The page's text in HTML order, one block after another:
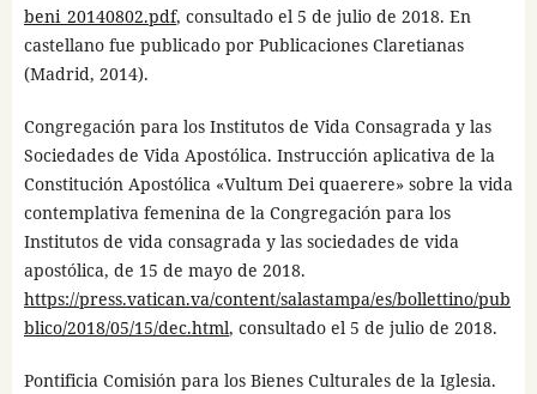
beni_20140802.pdf, consultado el 5 de julio de 2018. En
castellano fue publicado por Publicaciones Claretianas
(Madrid, 2014).
Congregación para los Institutos de Vida Consagrada y las
Sociedades de Vida Apostólica. Instrucción aplicativa de la
Constitución Apostólica «Vultum Dei quaerere» sobre la vida
contemplativa femenina de la Congregación para los
Institutos de vida consagrada y las sociedades de vida
apostólica, de 15 de mayo de 2018.
https://press.vatican.va/content/salastampa/es/bollettino/pub
blico/2018/05/15/dec.html, consultado el 5 de julio de 2018.
Pontificia Comisión para los Bienes Culturales de la Iglesia.